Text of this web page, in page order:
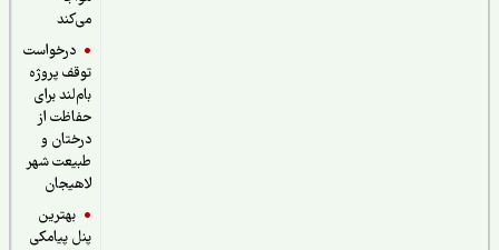
درخواست
توقف پروژه
بام‌لند برای
حفاظت از
درختان و
طبیعت شهر
لاهیجان
بهترین
پنل پیامکی